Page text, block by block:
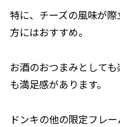
特に、チーズの風味が
方にはおすすめ。
お酒のおつまみとして
も満足感があります。
ドンキの他の限定フレ